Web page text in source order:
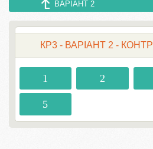
ВАРІАНТ 2
КР3 - ВАРІАНТ 2 -
1 2
5